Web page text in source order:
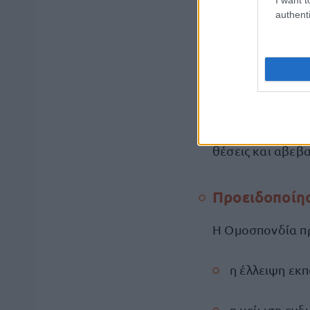
επιλέγουν,
Η ΟΙΕΛΕ
θέσεις και
Η Ομοσπονδία
η έλλειψη